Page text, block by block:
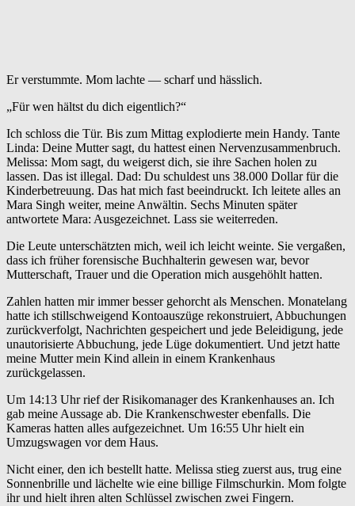
Er verstummte. Mom lachte — scharf und hässlich.
„Für wen hältst du dich eigentlich?“
Ich schloss die Tür. Bis zum Mittag explodierte mein Handy. Tante
Linda: Deine Mutter sagt, du hattest einen Nervenzusammenbruch.
Melissa: Mom sagt, du weigerst dich, sie ihre Sachen holen zu
lassen. Das ist illegal. Dad: Du schuldest uns 38.000 Dollar für die
Kinderbetreuung. Das hat mich fast beeindruckt. Ich leitete alles an
Mara Singh weiter, meine Anwältin. Sechs Minuten später
antwortete Mara: Ausgezeichnet. Lass sie weiterreden.
Die Leute unterschätzten mich, weil ich leicht weinte. Sie vergaßen,
dass ich früher forensische Buchhalterin gewesen war, bevor
Mutterschaft, Trauer und die Operation mich ausgehöhlt hatten.
Zahlen hatten mir immer besser gehorcht als Menschen. Monatelang
hatte ich stillschweigend Kontoauszüge rekonstruiert, Abbuchungen
zurückverfolgt, Nachrichten gespeichert und jede Beleidigung, jede
unautorisierte Abbuchung, jede Lüge dokumentiert. Und jetzt hatte
meine Mutter mein Kind allein in einem Krankenhaus
zurückgelassen.
Um 14:13 Uhr rief der Risikomanager des Krankenhauses an. Ich
gab meine Aussage ab. Die Krankenschwester ebenfalls. Die
Kameras hatten alles aufgezeichnet. Um 16:55 Uhr hielt ein
Umzugswagen vor dem Haus.
Nicht einer, den ich bestellt hatte. Melissa stieg zuerst aus, trug eine
Sonnenbrille und lächelte wie eine billige Filmschurkin. Mom folgte
ihr und hielt ihren alten Schlüssel zwischen zwei Fingern.